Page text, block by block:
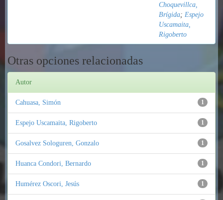
Choquevillca,
Brígida; Espejo
Uscamaita,
Rigoberto
Otras opciones relacionadas
Autor
1
Cahuasa, Simón
1
Espejo Uscamaita, Rigoberto
1
Gosalvez Sologuren, Gonzalo
1
Huanca Condori, Bernardo
1
Humérez Oscori, Jesús